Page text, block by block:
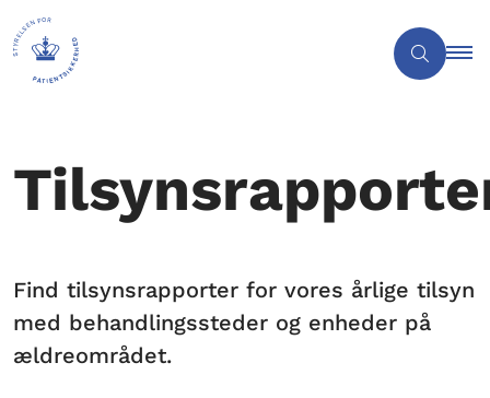
Find tilsynsrapporter for vores årlige tilsyn
med behandlingssteder og enheder på
ældreområdet.